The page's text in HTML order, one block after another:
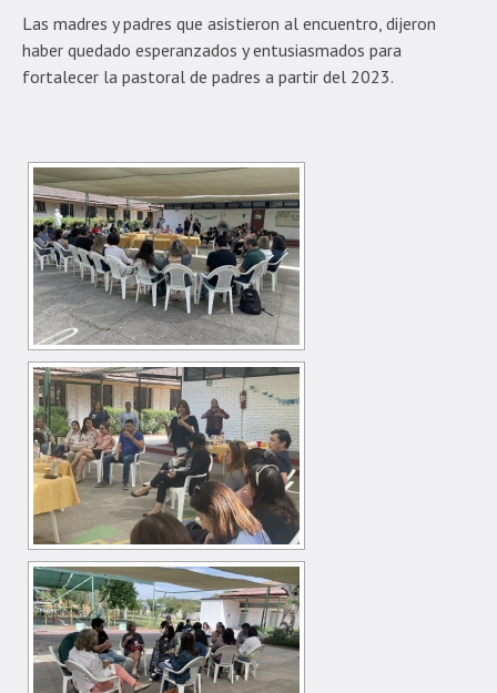
Las madres y padres que asistieron al encuentro, dijeron
haber quedado esperanzados y entusiasmados para
fortalecer la pastoral de padres a partir del 2023.